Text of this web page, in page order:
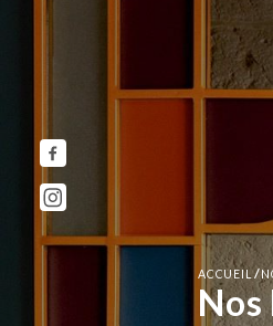
ACCUEIL/